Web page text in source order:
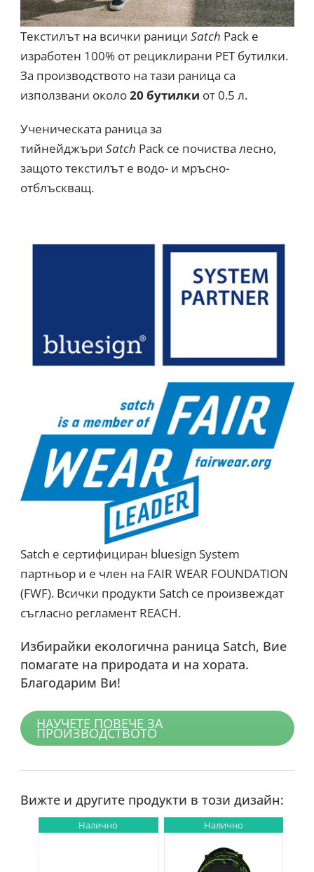
Текстилът на всички ранициSatch Pack е
изработен 100% от рециклирани PET бутилки.
За производството на тази раница са
използвани около20 бутилки от 0.5 л.
Ученическата раница за
тийнейджъриSatch Pack се почиства лесно,
защото текстилът е водо- и мръсно-
отблъскващ.
Satch е сертифициран bluesign System
партньор и е член на FAIR WEAR FOUNDATION
(FWF). Всички продукти Satch се произвеждат
съгласно регламент REACH.
Избирайки екологична раница Satch, Вие
помагате на природата и на хората.
Благодарим Ви!
НАУЧЕТЕ ПОВЕЧЕ ЗА
ПРОИЗВОДСТВОТО
Вижте и другите продукти в този дизайн:
Налично Налично